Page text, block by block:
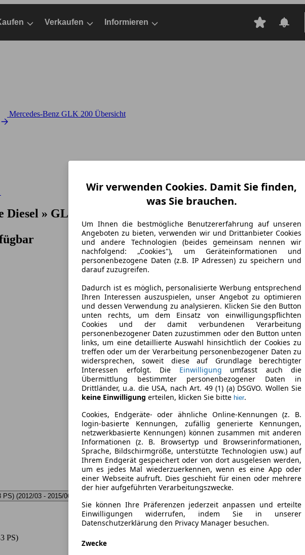
Verkaufen Informieren
Mercedes-Benz GLK 200 Übersicht
» GLK 200
(2012/03 - 2015/06)
PS)
Wir verwenden Cookies. Damit Sie finden,
was Sie brauchen.
Um Ihnen die bestmögliche Benutzererfahrung auf unseren
Angeboten zu bieten, verwenden wir und Drittanbieter Cookies
und andere Technologien (beides gemeinsam nennen wir
nachfolgend: „Cookies"), um Geräteinformationen und
personenbezogene Daten (z.B. IP Adressen) zu speichern und
darauf zuzugreifen.
Dadurch ist es möglich, personalisierte Werbung entsprechend
Ihren Interessen auszuspielen, unser Angebot zu optimieren
und dessen Verwendung zu analysieren. Klicken Sie den Button
unten rechts, um dem Einsatz von einwilligungspflichten
Cookies und der damit verbundenen Verarbeitung
personenbezogener Daten zuzustimmen oder den Button unten
links, um eine detaillierte Auswahl hinsichtlich der Cookies zu
treffen oder um der Verarbeitung personenbezogener Daten zu
widersprechen, soweit diese auf Grundlage berechtigter
Interessen erfolgt. Die Einwilligung umfasst auch die
Übermittlung bestimmter personenbezogener Daten in
Drittländer, u.a. die USA, nach Art. 49 (1) (a) DSGVO. Wollen Sie
keine Einwilligung erteilen, klicken Sie bitte hier.
Cookies, Endgeräte- oder ähnliche Online-Kennungen (z. B.
login-basierte Kennungen, zufällig generierte Kennungen,
netzwerkbasierte Kennungen) können zusammen mit anderen
Informationen (z. B. Browsertyp und Browserinformationen,
Sprache, Bildschirmgröße, unterstützte Technologien usw.) auf
Ihrem Endgerät gespeichert oder von dort ausgelesen werden,
um es jedes Mal wiederzuerkennen, wenn es eine App oder
einer Webseite aufruft. Dies geschieht für einen oder mehrere
der hier aufgeführten Verarbeitungszwecke.
Sie können Ihre Präferenzen jederzeit anpassen und erteilte
Einwilligungen widerrufen, indem Sie in unserer
Datenschutzerklärung den Privacy Manager besuchen.
Zwecke